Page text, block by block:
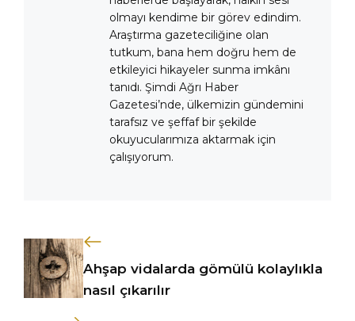
olmayı kendime bir görev edindim.
Araştırma gazeteciliğine olan
tutkum, bana hem doğru hem de
etkileyici hikayeler sunma imkânı
tanıdı. Şimdi Ağrı Haber
Gazetesi’nde, ülkemizin gündemini
tarafsız ve şeffaf bir şekilde
okuyucularımıza aktarmak için
çalışıyorum.
Ahşap vidalarda gömülü kolaylıkla
nasıl çıkarılır